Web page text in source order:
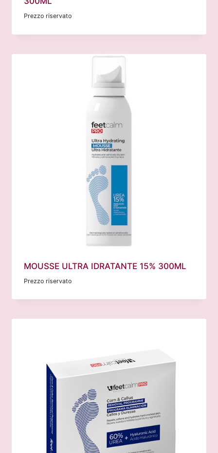
Prezzo riservato
MOUSSE ULTRA IDRATANTE 15% 300ML
Prezzo riservato